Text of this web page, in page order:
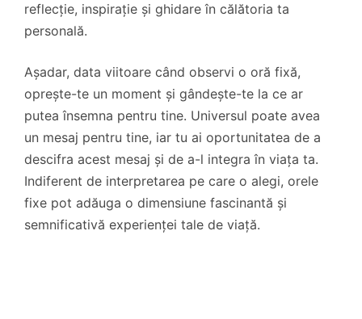
reflecție, inspirație și ghidare în călătoria ta
personală.
Așadar, data viitoare când observi o oră fixă,
oprește-te un moment și gândește-te la ce ar
putea însemna pentru tine. Universul poate avea
un mesaj pentru tine, iar tu ai oportunitatea de a
descifra acest mesaj și de a-l integra în viața ta.
Indiferent de interpretarea pe care o alegi, orele
fixe pot adăuga o dimensiune fascinantă și
semnificativă experienței tale de viață.